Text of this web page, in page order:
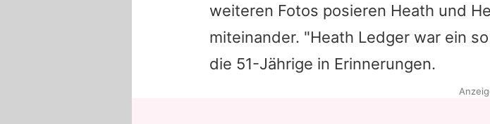
weiteren Fotos posieren Heath und
miteinander. "Heath Ledger war ein
die 51-Jährige in Erinnerungen.